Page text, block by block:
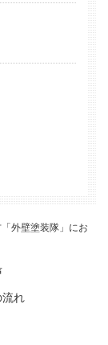
外壁塗装隊」にお
流れ